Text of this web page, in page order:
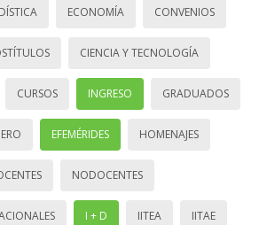
ECONOMÍA CONVENIOS
CIENCIA Y TECNOLOGÍA
CURSOS INGRESO GRADUADOS
EFEMÉRIDES HOMENAJES
NODOCENTES
I + D IITEA IITAE